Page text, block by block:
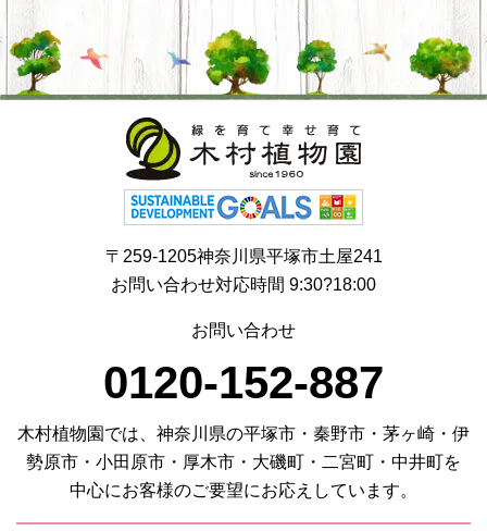
〒259-1205神奈川県平塚市土屋241
お問い合わせ対応時間 9:30?18:00
お問い合わせ
0120-152-887
木村植物園では、神奈川県の平塚市・秦野市・茅ヶ崎・伊
勢原市・小田原市・厚木市・大磯町・二宮町・中井町を
中心にお客様のご要望にお応えしています。